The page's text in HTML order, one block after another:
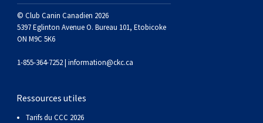
Berger anglais
Berger polonais de plaine
Chien Ibizan
Lévrier irlandais
Terrier tibétain
Xoloitzcuintli (moyen)
Setter irlandais
Épagneul cocker américain
Terrier de Norwich
Terrier du révérend Russell
Caniche (nain)
Carlin
Grand bouvier suisse
Chien du Groenland
Top Dogs
© Club Canin Canadien 2026
5397 Eglinton Avenue O. Bureau 101, Etobicoke
ON M9C 5K6
1-855-364-7252 | information@ckc.ca
Ressources utiles
Tarifs du CCC 2026